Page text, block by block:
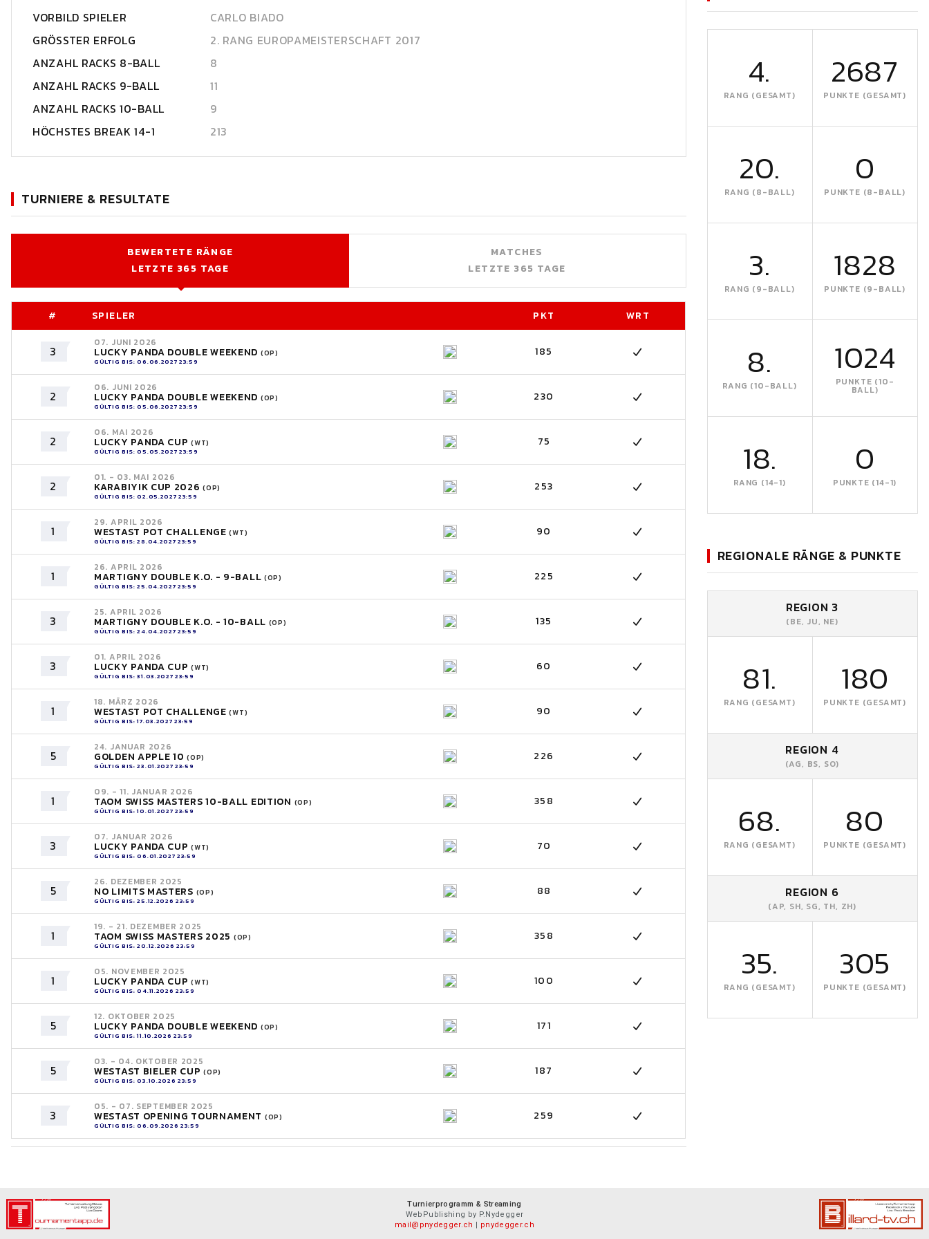
VORBILD SPIELER
CARLO BIADO
GRÖSSTER ERFOLG
2. RANG EUROPAMEISTERSCHAFT 2017
ANZAHL RACKS 8-BALL
8
ANZAHL RACKS 9-BALL
11
ANZAHL RACKS 10-BALL
9
HÖCHSTES BREAK 14-1
213
TURNIERE & RESULTATE
BEWERTETE RÄNGE
LETZTE 365 TAGE
MATCHES
LETZTE 365 TAGE
# SPIELER PKT WRT
3
07. JUNI 2026
LUCKY PANDA DOUBLE WEEKEND (OP)
GÜLTIG BIS: 06.06.2027 23:59
185
2
06. JUNI 2026
LUCKY PANDA DOUBLE WEEKEND (OP)
GÜLTIG BIS: 05.06.2027 23:59
230
2
06. MAI 2026
LUCKY PANDA CUP(WT)
GÜLTIG BIS: 05.05.2027 23:59
75
2
01. - 03. MAI 2026
KARABIYIK CUP 2026(OP)
GÜLTIG BIS: 02.05.2027 23:59
253
1
29. APRIL 2026
WESTAST POT CHALLENGE(WT)
GÜLTIG BIS: 28.04.2027 23:59
90
1
26. APRIL 2026
MARTIGNY DOUBLE K.O. - 9-BALL (OP)
GÜLTIG BIS: 25.04.2027 23:59
225
3
25. APRIL 2026
MARTIGNY DOUBLE K.O. - 10-BALL (OP)
GÜLTIG BIS: 24.04.2027 23:59
135
3
01. APRIL 2026
LUCKY PANDA CUP(WT)
GÜLTIG BIS: 31.03.2027 23:59
60
1
18. MÄRZ 2026
WESTAST POT CHALLENGE(WT)
GÜLTIG BIS: 17.03.2027 23:59
90
5
24. JANUAR 2026
GOLDEN APPLE 10(OP)
GÜLTIG BIS: 23.01.2027 23:59
226
1
09. - 11. JANUAR 2026
TAOM SWISS MASTERS 10-BALL EDITION (OP)
GÜLTIG BIS: 10.01.2027 23:59
358
3
07. JANUAR 2026
LUCKY PANDA CUP(WT)
GÜLTIG BIS: 06.01.2027 23:59
70
5
26. DEZEMBER 2025
NO LIMITS MASTERS (OP)
GÜLTIG BIS: 25.12.2026 23:59
88
1
19. - 21. DEZEMBER 2025
TAOM SWISS MASTERS 2025 (OP)
GÜLTIG BIS: 20.12.2026 23:59
358
1
05. NOVEMBER 2025
LUCKY PANDA CUP(WT)
GÜLTIG BIS: 04.11.2026 23:59
100
5
12. OKTOBER 2025
LUCKY PANDA DOUBLE WEEKEND (OP)
GÜLTIG BIS: 11.10.2026 23:59
171
5
03. - 04. OKTOBER 2025
WESTAST BIELER CUP(OP)
GÜLTIG BIS: 03.10.2026 23:59
187
3
05. - 07. SEPTEMBER 2025
WESTAST OPENING TOURNAMENT (OP)
GÜLTIG BIS: 06.09.2026 23:59
259
4.
RANG (GESAMT)
2687
PUNKTE (GESAMT)
20.
RANG (8-BALL)
0
PUNKTE (8-BALL)
3.
RANG (9-BALL)
1828
PUNKTE (9-BALL)
8.
RANG (10-BALL)
1024
PUNKTE (10-
BALL)
18.
RANG (14-1)
0
PUNKTE (14-1)
REGIONALE RÄNGE & PUNKTE
REGION 3
(BE, JU, NE)
81.
RANG (GESAMT)
180
PUNKTE (GESAMT)
REGION 4
(AG, BS, SO)
68.
RANG (GESAMT)
80
PUNKTE (GESAMT)
REGION 6
(AP, SH, SG, TH, ZH)
35.
RANG (GESAMT)
305
PUNKTE (GESAMT)
Turnierprogramm & Streaming
WebPublishing by P.Nydegger
mail@pnydegger.ch | pnydegger.ch